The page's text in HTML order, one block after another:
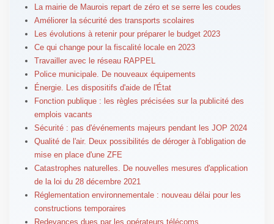
La mairie de Maurois repart de zéro et se serre les coudes
Améliorer la sécurité des transports scolaires
Les évolutions à retenir pour préparer le budget 2023
Ce qui change pour la fiscalité locale en 2023
Travailler avec le réseau RAPPEL
Police municipale. De nouveaux équipements
Énergie. Les dispositifs d'aide de l'État
Fonction publique : les règles précisées sur la publicité des
emplois vacants
Sécurité : pas d'événements majeurs pendant les JOP 2024
Qualité de l'air. Deux possibilités de déroger à l'obligation de
mise en place d'une ZFE
Catastrophes naturelles. De nouvelles mesures d'application
de la loi du 28 décembre 2021
Réglementation environnementale : nouveau délai pour les
constructions temporaires
Redevances dues par les opérateurs télécoms